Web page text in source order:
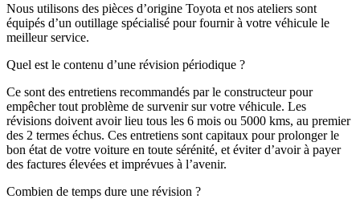
Nous utilisons des pièces d’origine Toyota et nos ateliers sont
équipés d’un outillage spécialisé pour fournir à votre véhicule le
meilleur service.
Quel est le contenu d’une révision périodique ?
Ce sont des entretiens recommandés par le constructeur pour
empêcher tout problème de survenir sur votre véhicule. Les
révisions doivent avoir lieu tous les 6 mois ou 5000 kms, au premier
des 2 termes échus. Ces entretiens sont capitaux pour prolonger le
bon état de votre voiture en toute sérénité, et éviter d’avoir à payer
des factures élevées et imprévues à l’avenir.
Combien de temps dure une révision ?